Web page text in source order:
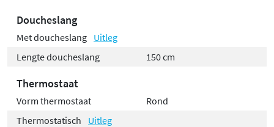
Doucheslang
Met doucheslang Uitleg
Lengte doucheslang
150 cm
Thermostaat
Vorm thermostaat
Rond
Thermostatisch
Uitleg